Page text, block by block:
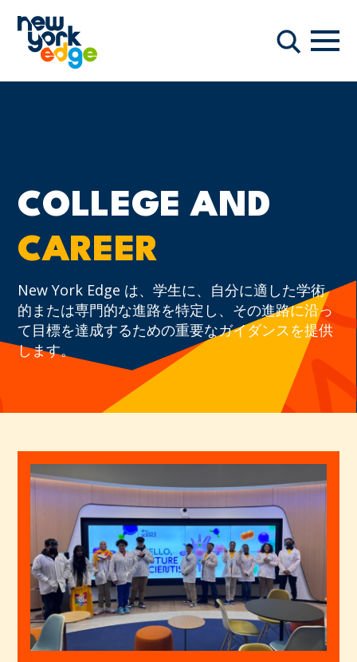
検索
ナ
COLLEGE AND
CAREER
New York Edge は、学生に、自分に適した学術
的または専門的な進路を特定し、その進路に沿っ
て目標を達成するための重要なガイダンスを提供
します。